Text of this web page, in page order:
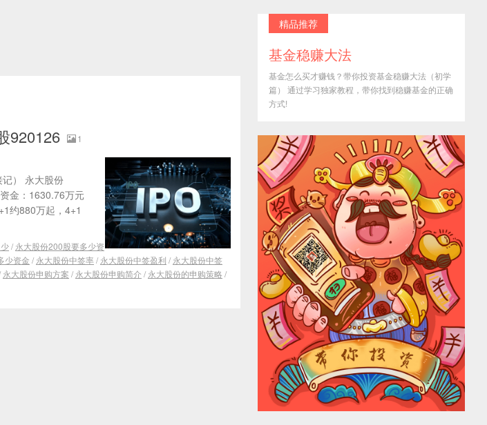
920126
1
） 永大股份
金：1630.76万元
约880万起，4+1
/ 永大股份200股要多少资
少资金 / 永大股份中签率/ 永大股份中签盈利 / 永大股份中签
永大股份申购方案 / 永大股份申购简介 / 永大股份的申购策略 /
精品推荐
基金稳赚大法
基金怎么买才赚钱？带你投资基金稳赚大法（初学
篇） 通过学习独家教程，带你找到稳赚基金的正确
方式!